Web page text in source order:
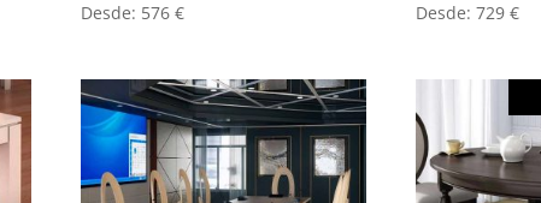
Desde: 576€
Desde:729€